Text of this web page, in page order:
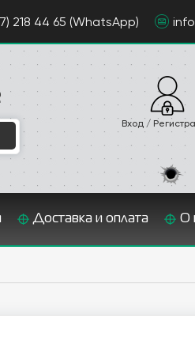
218 44 65 (WhatsApp)
Вход /
Доставка и оплата О